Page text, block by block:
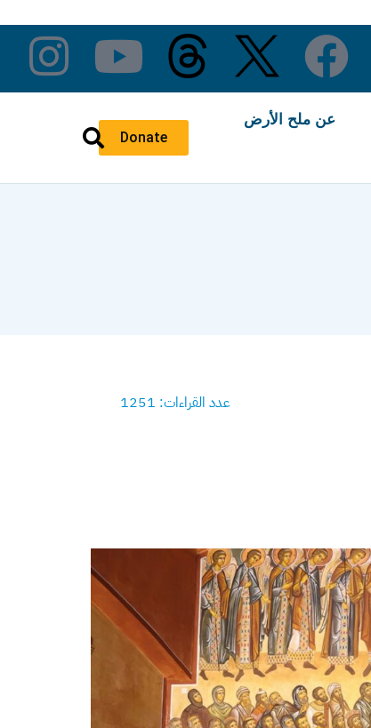
Donate
عن ملح الأرض
عدد القراءات: 1251